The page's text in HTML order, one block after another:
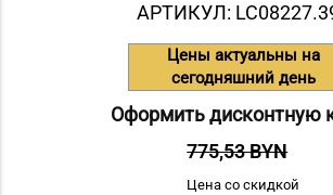
АРТИКУЛ:
Цены актуальны на
сегодняшний день
Оформить дисконтную
775,53 BYN
Цена со скидкой